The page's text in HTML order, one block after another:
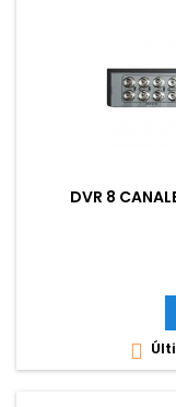
DVR 8
